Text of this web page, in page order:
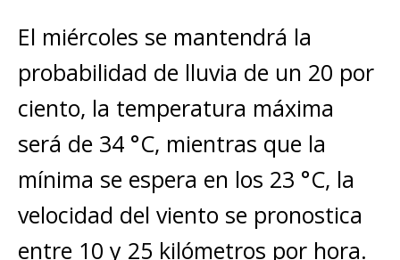
El miércoles se mantendrá la
probabilidad de lluvia de un 20 por
ciento, la temperatura máxima
será de 34 °C, mientras que la
mínima se espera en los 23 °C, la
velocidad del viento se pronostica
entre 10 y 25 kilómetros por hora.